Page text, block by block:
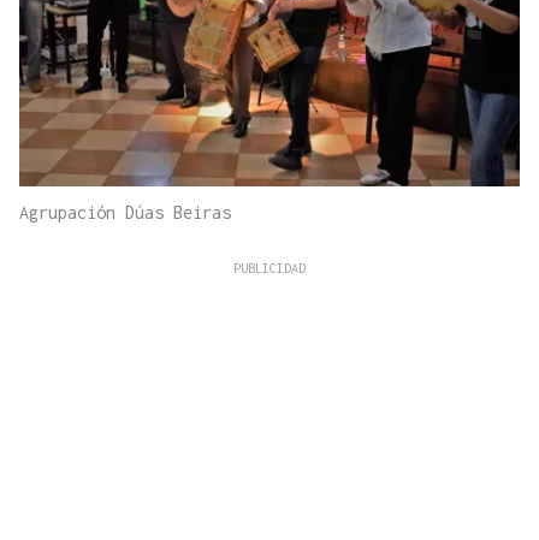
Agrupación Dúas Beiras